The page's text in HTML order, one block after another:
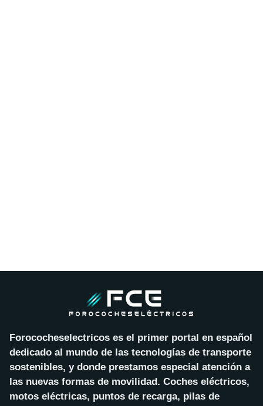
Forococheselectricos es el primer portal en español
dedicado al mundo de las tecnologías de transporte
sostenibles, y donde prestamos especial atención a
las nuevas formas de movilidad. Coches eléctricos,
motos eléctricas, puntos de recarga, pilas de